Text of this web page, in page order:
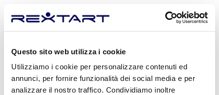
Questo sito web utilizza i cookie
Utilizziamo i cookie per personalizzare contenuti ed
annunci, per fornire funzionalità dei social media e per
analizzare il nostro traffico. Condividiamo inoltre
Home> Cookie
Cookie